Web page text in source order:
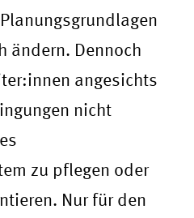
ändern. Dennoch
angesichts
nicht
zu pflegen oder
Nur für den